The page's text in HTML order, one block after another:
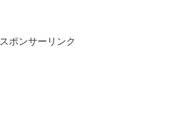
スポンサーリンク